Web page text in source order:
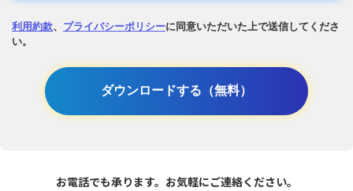
利用約款、 プライバシーポリシーに同意いただいた上で送信してくださ
い。
ダウンロードする（無料）
お電話でも承ります。お気軽にご連絡ください。